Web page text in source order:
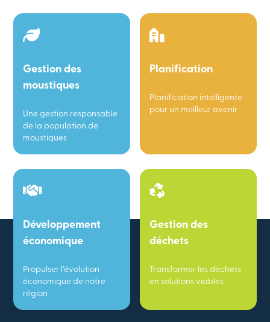
Gestion des
moustiques
Une gestion responsable
de la population de
moustiques
Planification
Planification intelligente
pour un meilleur avenir
Développement
économique
Propulser l’évolution
économique de notre
région
Gestion des
déchets
Transformer les déchets
en solutions viables